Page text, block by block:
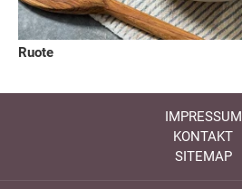
Ruote
IMPRESSUM
KONTAKT
SITEMAP